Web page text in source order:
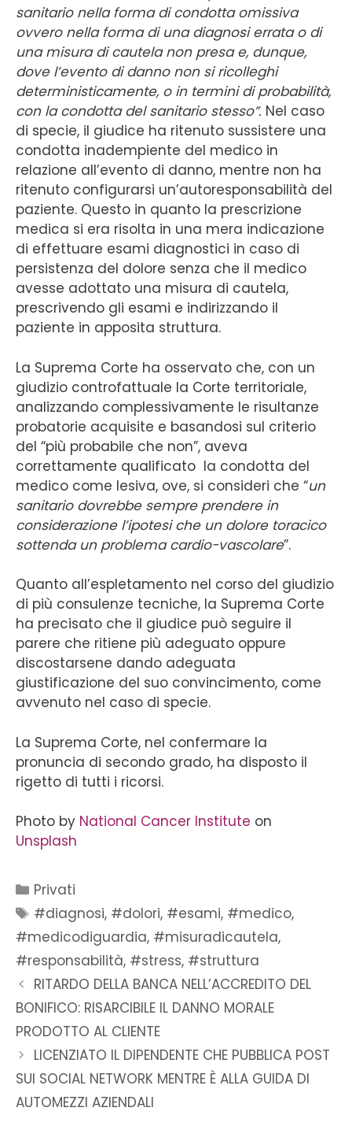
sanitario nella forma di condotta omissiva
ovvero nella forma di una diagnosi errata o di
una misura di cautela non presa e, dunque,
dove l’evento di danno non si ricolleghi
deterministicamente, o in termini di probabilità,
con la condotta del sanitario stesso”. Nel caso
di specie, il giudice ha ritenuto sussistere una
condotta inadempiente del medico in
relazione all’evento di danno, mentre non ha
ritenuto configurarsi un’autoresponsabilità del
paziente. Questo in quanto la prescrizione
medica si era risolta in una mera indicazione
di effettuare esami diagnostici in caso di
persistenza del dolore senza che il medico
avesse adottato una misura di cautela,
prescrivendo gli esami e indirizzando il
paziente in apposita struttura.
La Suprema Corte ha osservato che, con un
giudizio controfattuale la Corte territoriale,
analizzando complessivamente le risultanze
probatorie acquisite e basandosi sul criterio
del “più probabile che non”, aveva
correttamente qualificato la condotta del
medico come lesiva, ove, si consideri che “un
sanitario dovrebbe sempre prendere in
considerazione l’ipotesi che un dolore toracico
sottenda un problema cardio-vascolare”.
Quanto all’espletamento nel corso del giudizio
di più consulenze tecniche, la Suprema Corte
ha precisato che il giudice può seguire il
parere che ritiene più adeguato oppure
discostarsene dando adeguata
giustificazione del suo convincimento, come
avvenuto nel caso di specie.
La Suprema Corte, nel confermare la
pronuncia di secondo grado, ha disposto il
rigetto di tutti i ricorsi.
Photo by National Cancer Institute on
Unsplash
Privati
#diagnosi, #dolori, #esami, #medico,
#medicodiguardia, #misuradicautela,
#responsabilità, #stress, #struttura
RITARDO DELLA BANCA NELL’ACCREDITO DEL
BONIFICO: RISARCIBILE IL DANNO MORALE
PRODOTTO AL CLIENTE
LICENZIATO IL DIPENDENTE CHE PUBBLICA POST
SUI SOCIAL NETWORK MENTRE È ALLA GUIDA DI
AUTOMEZZI AZIENDALI